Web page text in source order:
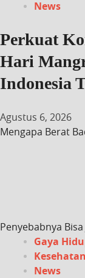
News
Perkuat
Hari
Indonesia
Agustus 6, 2026
Mengapa Berat
Penyebabnya
Gaya
Kesehatan
News